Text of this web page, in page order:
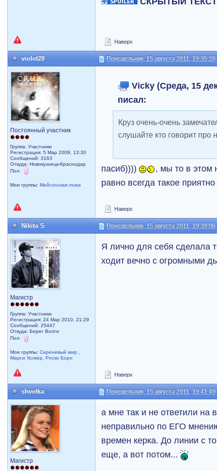
Наверх
violet28 Понедельник, 15 августа 2011, 19:35:28
Постоянный участник
Группа: Участники
Регистрация: 5 Мар 2009, 13:30
Сообщений: 3163
Откуда: Новокузнецк-Краснодар
Пол:
Мои группы:Мейсонская ложа
Vicky (Среда, 15
писал:
Круз очень-очень
слушайте кто говорит про
пасиб))))
, мы то в этом
равно всегда такое
Наверх
Nikita S Понедельник, 15 августа 2011, 19:39:06
Магистр
Группа: Участники
Регистрация: 24 Мар 2010, 21:29
Сообщений: 25447
Откуда: Берег Волги
Пол:
Мои группы:Сиреневый мир
Марси Уолкер
,Роско Борн
Я лично для себя сделала
ходит вечно с огромными
Наверх
shvetka Понедельник, 15 августа 2011, 19:41:49
Магистр
а мне так и не ответили на
неправильно по ЕГО
времен керка. До линии с
еще, а вот потом...